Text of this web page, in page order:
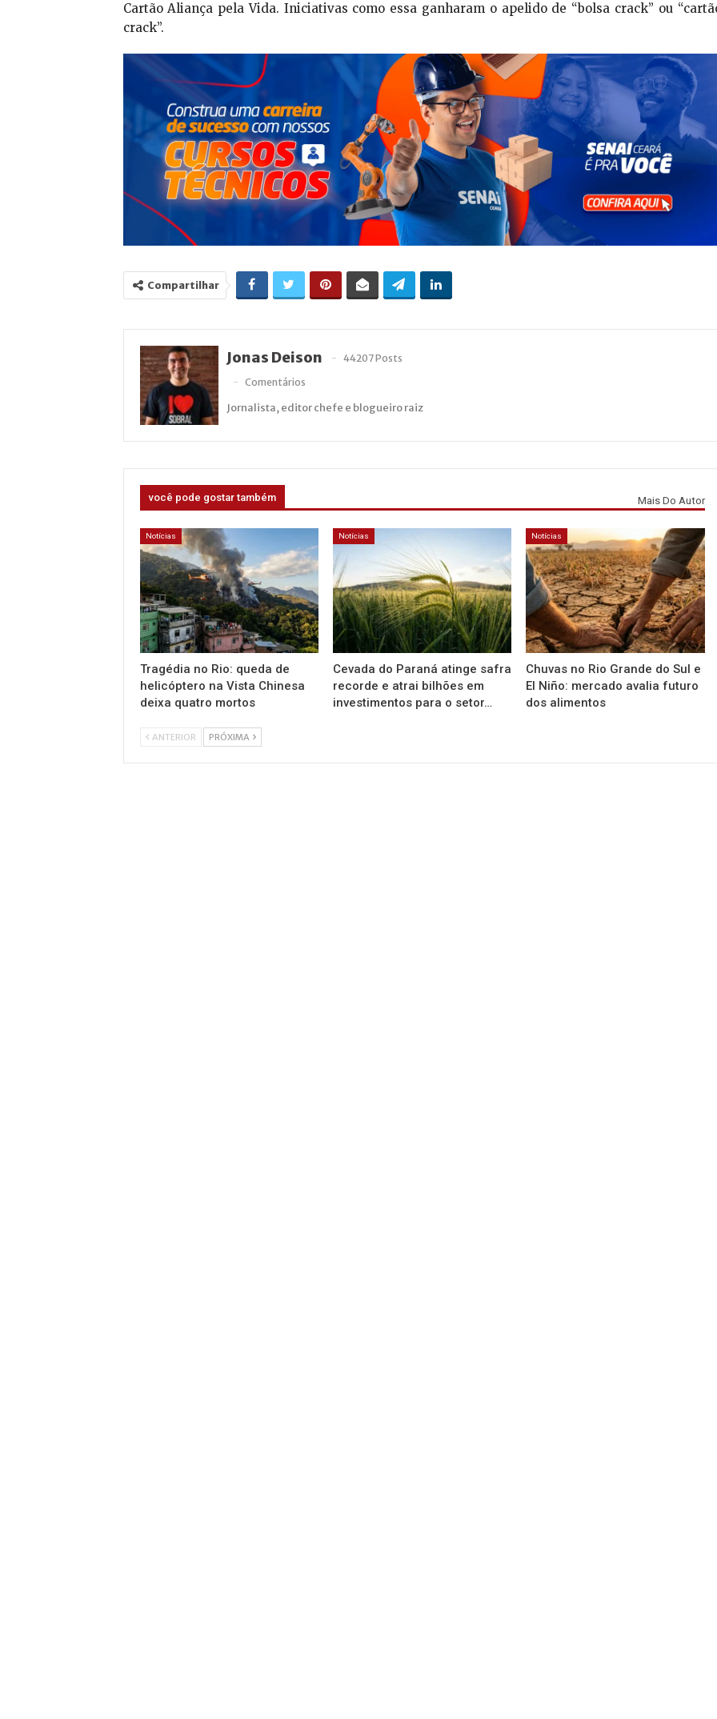
Cartão Aliança pela Vida. Iniciativas como essa ganharam o apelido de “bolsa crack” ou
crack”.
Compartilhar
Jonas Deison
44207 Posts
Comentários
Jornalista, editor chefe e blogueiro raiz
você pode gostar também Mais Do Autor
Notícias
Tragédia no Rio: queda de
helicóptero na Vista Chinesa
deixa quatro mortos
Notícias
Cevada do Paraná atinge safra
recorde e atrai bilhões em
investimentos para o setor…
Notícias
Chuvas no Rio Grande do Sul e
El Niño: mercado avalia futuro
dos alimentos
ANTERIOR PRÓXIMA